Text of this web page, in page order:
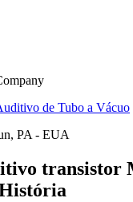
de Tubo a Vácuo
PA - EUA
transistor